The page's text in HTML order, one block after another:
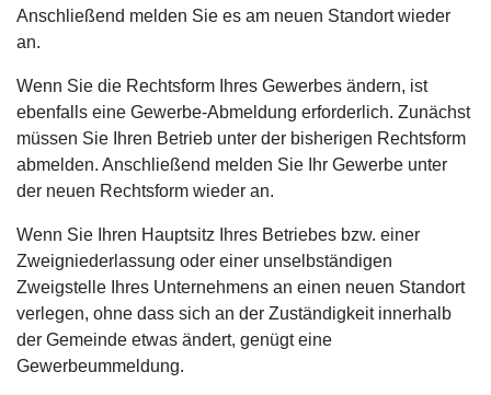
Anschließend melden Sie es am neuen Standort wieder
an.
Wenn Sie die Rechtsform Ihres Gewerbes ändern, ist
ebenfalls eine Gewerbe-Abmeldung erforderlich. Zunächst
müssen Sie Ihren Betrieb unter der bisherigen Rechtsform
abmelden. Anschließend melden Sie Ihr Gewerbe unter
der neuen Rechtsform wieder an.
Wenn Sie Ihren Hauptsitz Ihres Betriebes bzw. einer
Zweigniederlassung oder einer unselbständigen
Zweigstelle Ihres Unternehmens an einen neuen Standort
verlegen, ohne dass sich an der Zuständigkeit innerhalb
der Gemeinde etwas ändert, genügt eine
Gewerbeummeldung.